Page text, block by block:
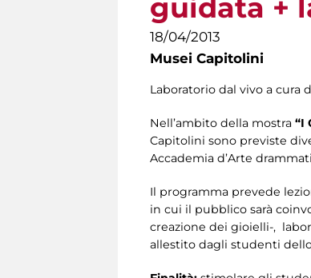
guidata +
18/04/2013
Musei Capitolini
Laboratorio dal vivo a cura
Nell’ambito della mostra “I
Capitolini sono previste
Accademia d’Arte
Il programma prevede
in cui il pubblico sarà
creazione dei gioielli-,
allestito dagli studenti